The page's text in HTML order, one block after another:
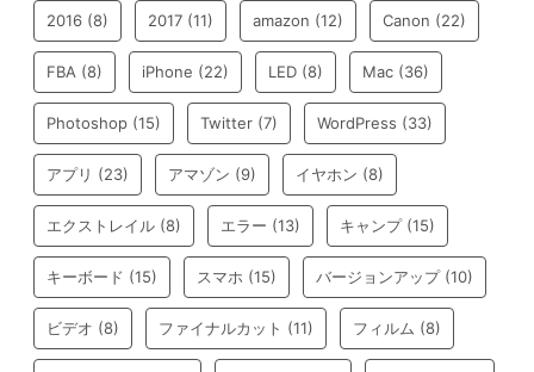
2016 (8) 2017 (11) amazon (12) Canon (22)
FBA (8) iPhone (22) LED (8) Mac (36)
Photoshop (15) Twitter (7) WordPress (33)
アプリ (23) アマゾン (9) イヤホン (8)
エクストレイル (8) エラー (13) キャンプ(15)
キーボード (15) スマホ (15) バージョンアップ(10)
ビデオ (8) ファイナルカット (11) フィルム (8)